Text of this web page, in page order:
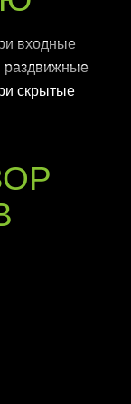
входные
раздвижные
скрытые